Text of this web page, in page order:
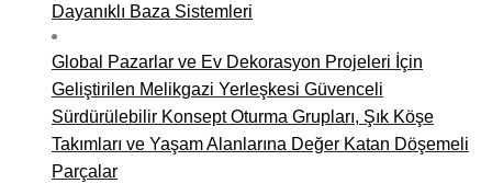
Dayanıklı Baza Sistemleri
Global Pazarlar ve Ev Dekorasyon Projeleri İçin
Geliştirilen Melikgazi Yerleşkesi Güvenceli
Sürdürülebilir Konsept Oturma Grupları, Şık Köşe
Takımları ve Yaşam Alanlarına Değer Katan Döşemeli
Parçalar